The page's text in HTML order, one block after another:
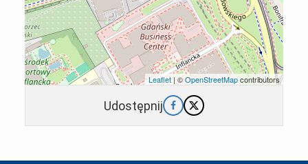
Leaflet| ©OpenStreetMapcontributors
Udostępnij